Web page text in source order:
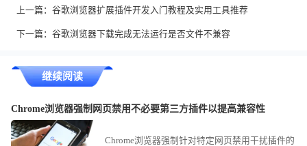
上一篇： 谷歌浏览器扩展插件开发入门教程及实用工具推荐
下一篇： 谷歌浏览器下载完成无法运行是否文件不兼容
继续阅读
Chrome浏览器强制网页禁用不必要第三方插件以提高兼容性
Chrome浏览器强制针对特定网页禁用干扰插件的